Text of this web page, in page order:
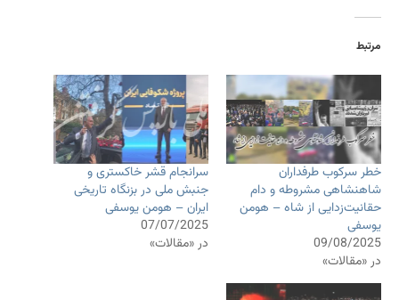
مرتبط
خطر سرکوب طرفداران
شاهنشاهی مشروطه و دام
حقانیت‌زدایی از شاه – هومن
یوسفی
09/08/2025
در «مقالات»
سرانجام قشر خاکستری و
جنبش ملی در بزنگاه تاریخی
ایران – هومن یوسفی
07/07/2025
در «مقالات»